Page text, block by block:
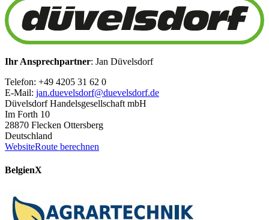
Ihr Ansprechpartner: Jan Düvelsdorf
Telefon: +49 4205 31 62 0
E-Mail: jan.duevelsdorf@duevelsdorf.de
Düvelsdorf Handelsgesellschaft mbH
Im Forth 10
28870 Flecken Ottersberg
Deutschland
WebsiteRoute berechnen
BelgienX